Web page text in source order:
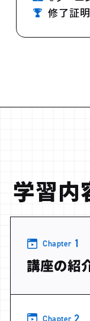
修了証
学習内
Chapter 1
講座の紹
Chapter 2